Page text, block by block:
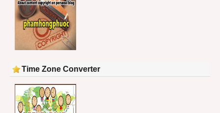
Time Zone Converter